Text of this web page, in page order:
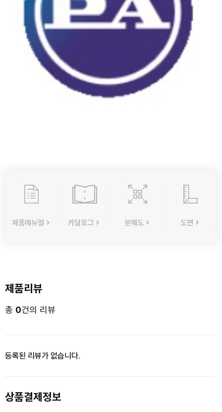
제품매뉴얼 카달로그 분해도 도면
제품리뷰
총 0건의 리뷰
등록된 리뷰가 없습니다.
상품결제정보